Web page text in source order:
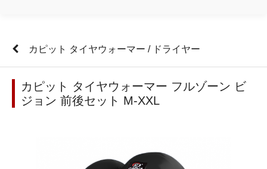
カピット タイヤウォーマー / ドライヤー
カピット タイヤウォーマー フルゾーン ビ
ジョン 前後セット M-XXL